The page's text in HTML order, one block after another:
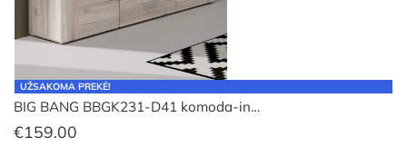
UŽSAKOMA PREKĖ!
BIG BANG BBGK231-D41 komoda-in…
€159.00